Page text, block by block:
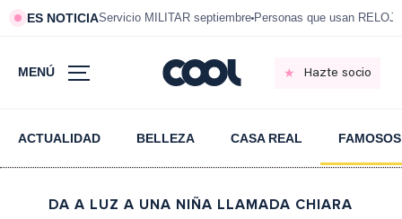
ES NOTICIAServicio MILITAR septiembre Personas que usan RELOJ
MENÚ Hazte socio
ACTUALIDAD BELLEZA CASA REAL FAMOSOS
DA A LUZ A UNA NIÑA LLAMADA CHIARA